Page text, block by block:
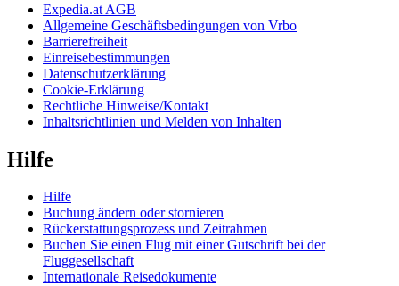
Expedia.at AGB
Allgemeine Geschäftsbedingungen von Vrbo
Barrierefreiheit
Einreisebestimmungen
Datenschutzerklärung
Cookie-Erklärung
Rechtliche Hinweise/Kontakt
Inhaltsrichtlinien und Melden von Inhalten
Hilfe
Hilfe
Buchung ändern oder stornieren
Rückerstattungsprozess und Zeitrahmen
Buchen Sie einen Flug mit einer Gutschrift bei der
Fluggesellschaft
Internationale Reisedokumente